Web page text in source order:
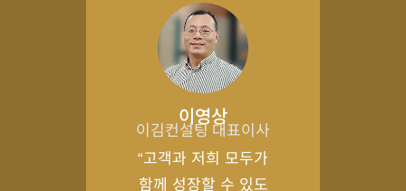
이영상
이김컨설팅 대표이사
“고객과 저희 모두가
함께 성장할 수 있도